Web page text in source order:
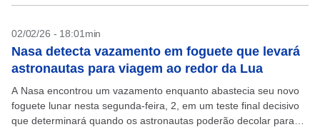
02/02/26 - 18:01min
Nasa detecta vazamento em foguete que levará
astronautas para viagem ao redor da Lua
A Nasa encontrou um vazamento enquanto abastecia seu novo
foguete lunar nesta segunda-feira, 2, em um teste final decisivo
que determinará quando os astronautas poderão decolar para